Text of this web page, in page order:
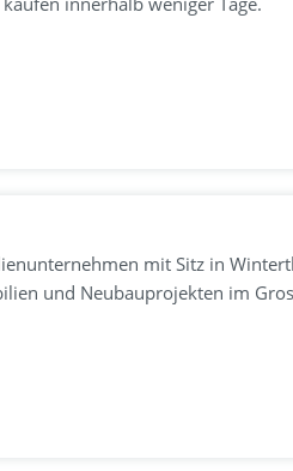
mit Sitz in
und Neubauprojekten im